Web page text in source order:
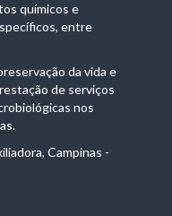
químicos e
entre
da vida e
de serviços
nos
Campinas -